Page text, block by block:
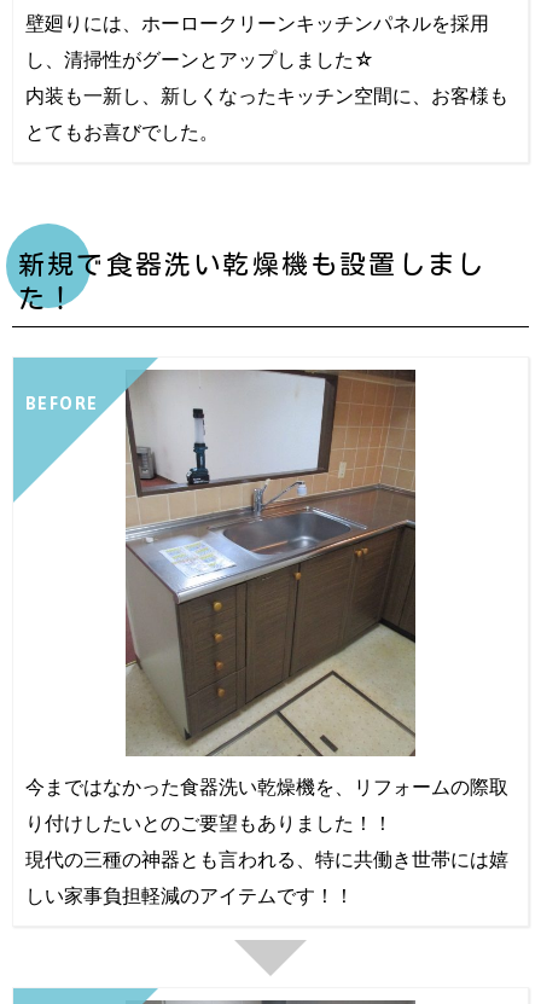
壁廻りには、ホーロークリーンキッチンパネルを採用
し、清掃性がグーンとアップしました☆
内装も一新し、新しくなったキッチン空間に、お客様も
とてもお喜びでした。
新規で食器洗い乾燥機も設置しまし
た！
BEFORE
今まではなかった食器洗い乾燥機を、リフォームの際取
り付けしたいとのご要望もありました！！
現代の三種の神器とも言われる、特に共働き世帯には嬉
しい家事負担軽減のアイテムです！！